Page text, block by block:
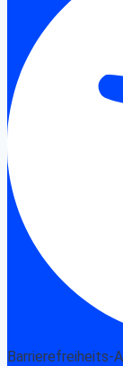
Barrierefreiheits-